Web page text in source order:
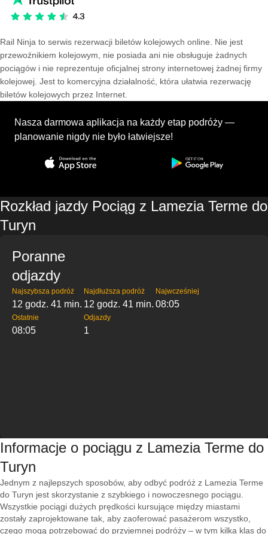
Rail Ninja to serwis rezerwacji biletów kolejowych online. Nie jest
przewoźnikiem kolejowym, nie posiada ani nie obsługuje żadnych
pociągów i nie reprezentuje oficjalnej strony internetowej żadnej firmy
kolejowej. Jest to komercyjna działalność, która ułatwia rezerwację
biletów kolejowych przez Internet.
Nasza darmowa aplikacja na każdy etap podróży —
planowanie nigdy nie było łatwiejsze!
Rozkład jazdy Pociąg z Lamezia Terme do
Turyn
Poranne
odjazdy
Najszybsza podróż
12 godz. 41 min.
Najdłuższa podróż
12 godz. 41 min.
Najwcześniej
08:05
Ostatnie
08:05
Odjazdy
1
Informacje o pociągu z Lamezia Terme do
Turyn
Jednym z najlepszych sposobów, aby odbyć podróż z Lamezia Terme
do Turyn jest skorzystanie z szybkiego i nowoczesnego pociągu.
Wszystkie pociągi dużych prędkości kursujące między miastami
zostały zaprojektowane tak, aby zaoferować pasażerom wszystko,
czego mogą potrzebować do przyjemnej podróży – w tym kilka klas do